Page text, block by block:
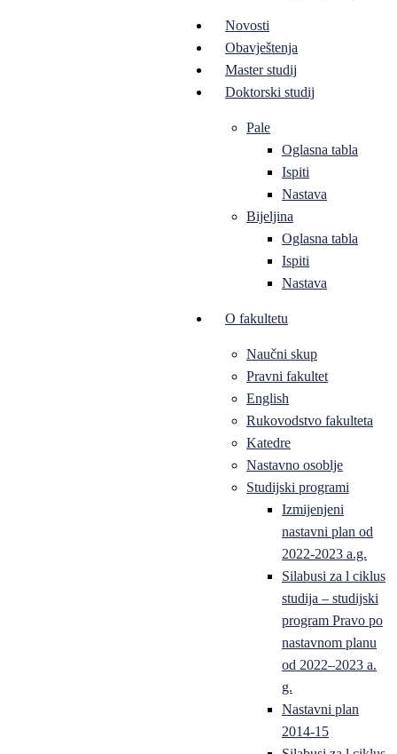
Novosti
Obavještenja
Master studij
Doktorski studij
Pale
Oglasna tabla
Ispiti
Nastava
Bijeljina
Oglasna tabla
Ispiti
Nastava
O fakultetu
Naučni skup
Pravni fakultet
English
Rukovodstvo fakulteta
Katedre
Nastavno osoblje
Studijski programi
Izmijenjeni
nastavni plan od
2022-2023 a.g.
Silabusi za l ciklus
studija – studijski
program Pravo po
nastavnom planu
od 2022–2023 a.
g.
Nastavni plan
2014-15